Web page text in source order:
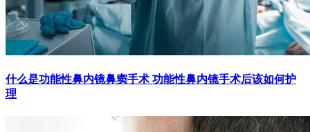
什么是功能性鼻内镜鼻窦手术 功能性鼻内镜手术后该如何护
理